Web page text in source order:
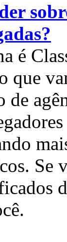
é
que
de
Se